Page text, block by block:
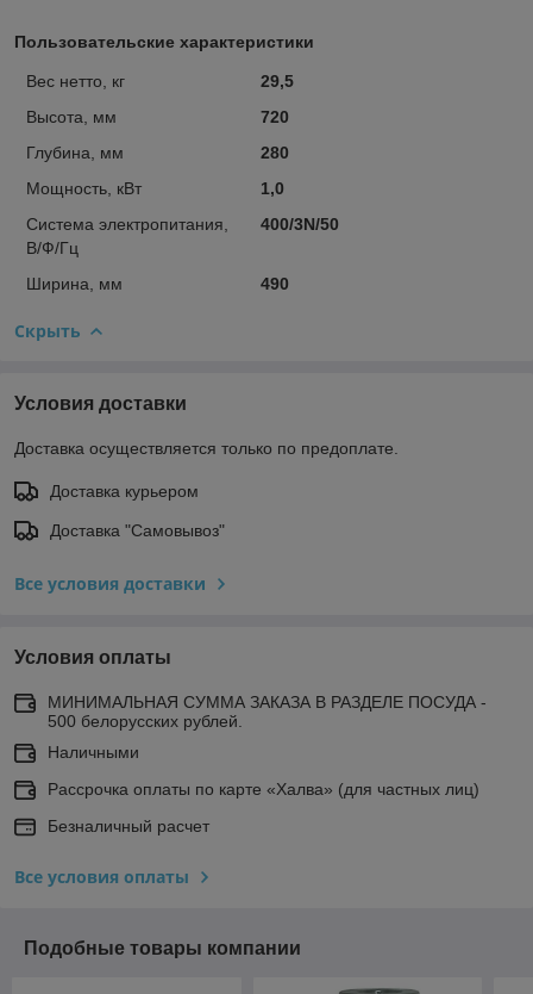
Пользовательские характеристики
Вес нетто, кг
29,5
Высота, мм
720
Глубина, мм
280
Мощность, кВт
1,0
Система электропитания,
В/Ф/Гц
400/3N/50
Ширина, мм 490
Скрыть
Условия доставки
Доставка осуществляется только по предоплате.
Доставка курьером
Доставка "Самовывоз"
Все условия доставки
Условия оплаты
МИНИМАЛЬНАЯ СУММА ЗАКАЗА В РАЗДЕЛЕ ПОСУДА -
500 белорусских рублей.
Наличными
Рассрочка оплаты по карте «Халва» (для частных лиц)
Безналичный расчет
Все условия оплаты
Подобные товары компании